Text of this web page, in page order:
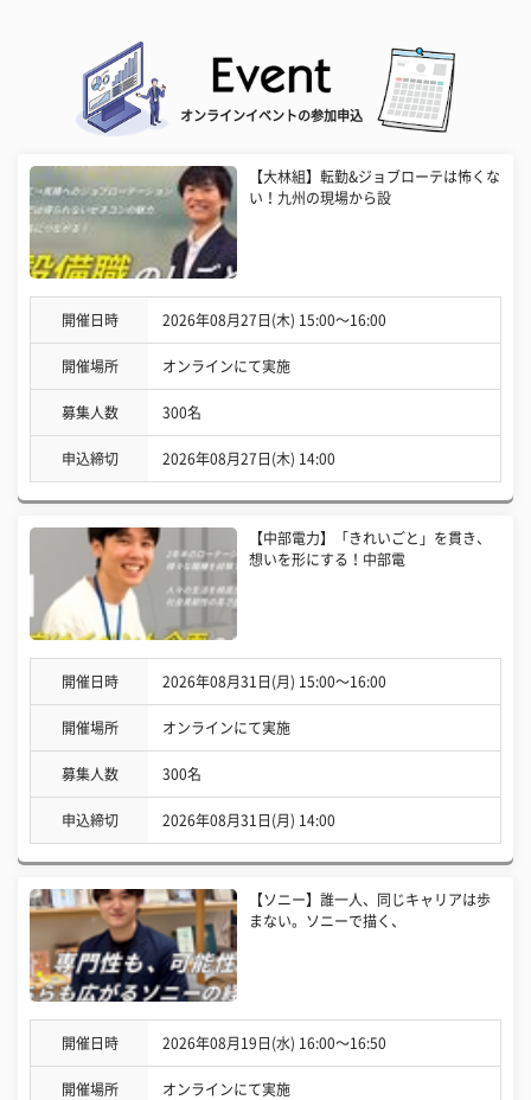
オンラインイベントの参加申込
【大林組】転勤&ジョブローテは怖くな
い！九州の現場から設
開催日時 2026年08月27日(木) 15:00〜16:00
開催場所 オンラインにて実施
募集人数 300名
申込締切 2026年08月27日(木) 14:00
【中部電力】「きれいごと」を貫き、
想いを形にする！中部電
開催日時 2026年08月31日(月) 15:00〜16:00
開催場所 オンラインにて実施
募集人数 300名
申込締切 2026年08月31日(月) 14:00
【ソニー】誰一人、同じキャリアは歩
まない。ソニーで描く、
開催日時 2026年08月19日(水) 16:00〜16:50
開催場所 オンラインにて実施